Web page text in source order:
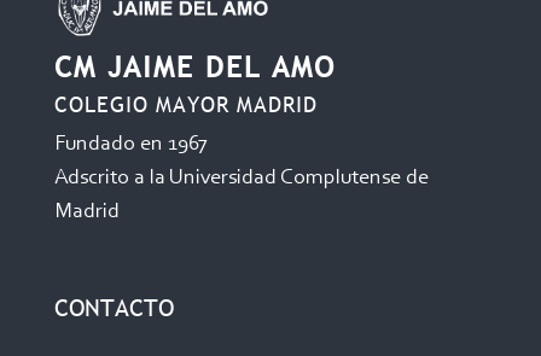
CM JAIME DEL AMO
COLEGIO MAYOR MADRID
Fundado en 1967
Adscrito a la Universidad Complutense de
Madrid
CONTACTO